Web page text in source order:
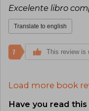
Excelente libro
Translate to english
1 This review is
Load more book
Have you read